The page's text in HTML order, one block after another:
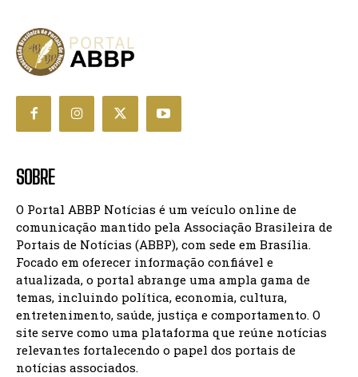
SOBRE
O Portal ABBP Notícias é um veículo online de
comunicação mantido pela Associação Brasileira de
Portais de Notícias (ABBP), com sede em Brasília.
Focado em oferecer informação confiável e
atualizada, o portal abrange uma ampla gama de
temas, incluindo política, economia, cultura,
entretenimento, saúde, justiça e comportamento. O
site serve como uma plataforma que reúne notícias
relevantes fortalecendo o papel dos portais de
notícias associados.